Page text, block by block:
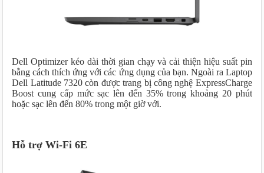
Dell Optimizer kéo dài thời gian chạy và cải thiện hiệu suất pin
bằng cách thích ứng với các ứng dụng của bạn. Ngoài ra Laptop
Dell Latitude 7320 còn được trang bị công nghệ ExpressCharge
Boost cung cấp mức sạc lên đến 35% trong khoảng 20 phút
hoặc sạc lên đến 80% trong một giờ với.
Hỗ trợ Wi-Fi 6E